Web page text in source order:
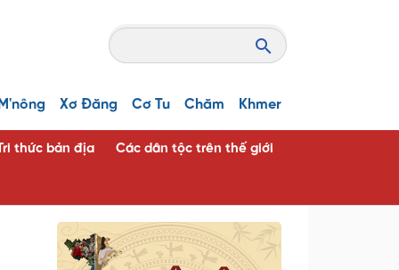
Xơ Đăng Cơ Tu Chăm Khmer
thức bản địa Các dân tộc trên thế giới